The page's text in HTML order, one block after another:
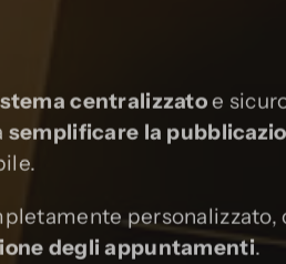
centralizzatoe
semplificare la
personalizzato,
degli appuntamenti.